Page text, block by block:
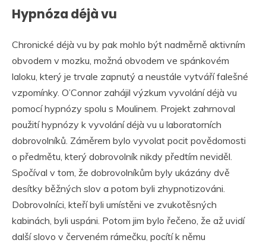
Hypnóza déjà vu
Chronické déjà vu by pak mohlo být nadměrně aktivním
obvodem v mozku, možná obvodem ve spánkovém
laloku, který je trvale zapnutý a neustále vytváří falešné
vzpomínky. O’Connor zahájil výzkum vyvolání déjà vu
pomocí hypnózy spolu s Moulinem. Projekt zahrnoval
použití hypnózy k vyvolání déjà vu u laboratorních
dobrovolníků. Záměrem bylo vyvolat pocit povědomosti
o předmětu, který dobrovolník nikdy předtím neviděl.
Spočíval v tom, že dobrovolníkům byly ukázány dvě
desítky běžných slov a potom byli zhypnotizováni.
Dobrovolníci, kteří byli umístěni ve zvukotěsných
kabinách, byli uspáni. Potom jim bylo řečeno, že až uvidí
další slovo v červeném rámečku, pocítí k němu